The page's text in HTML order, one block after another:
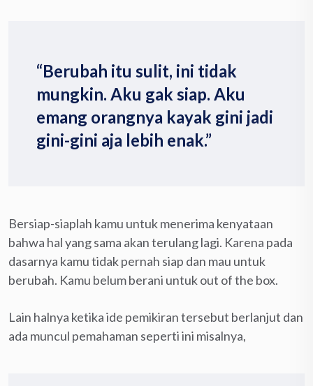
“Berubah itu sulit, ini tidak
mungkin. Aku gak siap. Aku
emang orangnya kayak gini jadi
gini-gini aja lebih enak.”
Bersiap-siaplah kamu untuk menerima kenyataan
bahwa hal yang sama akan terulang lagi. Karena pada
dasarnya kamu tidak pernah siap dan mau untuk
berubah. Kamu belum berani untuk out of the box.
Lain halnya ketika ide pemikiran tersebut berlanjut dan
ada muncul pemahaman seperti ini misalnya,